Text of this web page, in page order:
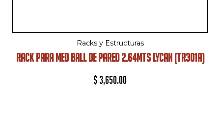
Racks y Estructuras
RACK PARA MED BALL DE PARED 2.64MTS LYCAN (TR301A)
$ 3,650.00